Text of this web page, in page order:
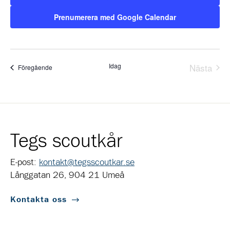
Prenumerera med Google Calendar
Föregående Idag
Nästa
Tegs scoutkår
E-post: kontakt@tegsscoutkar.se
Långgatan 26, 904 21 Umeå
Kontakta oss